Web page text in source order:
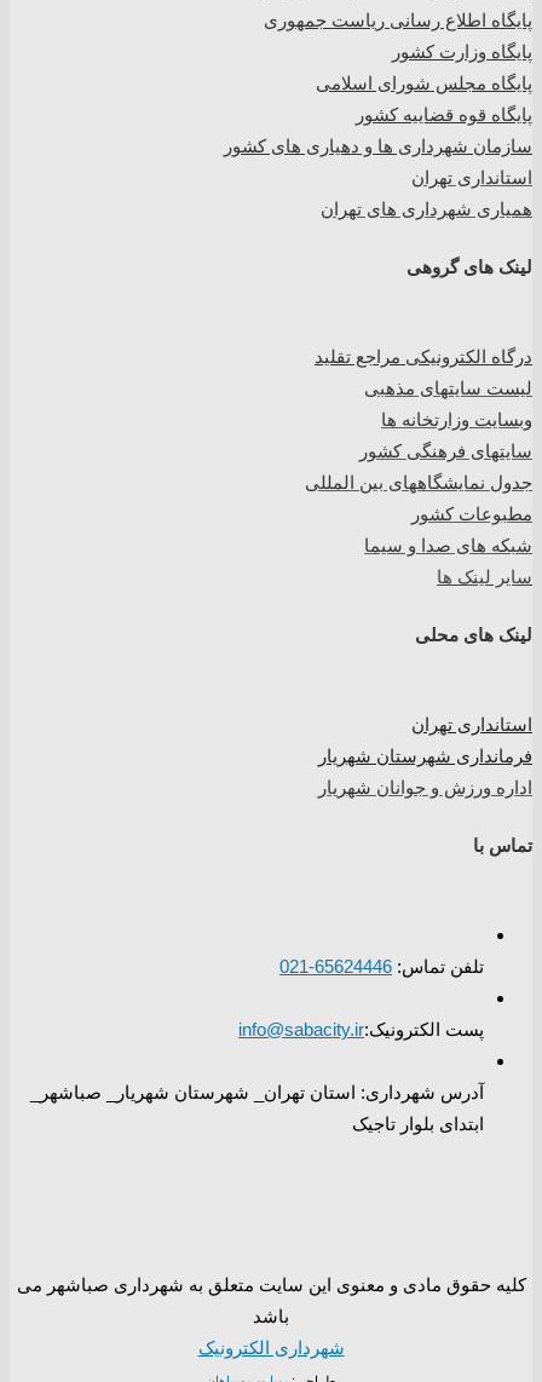
پایگاه اطلاع رسانی ریاست جمهوری
پایگاه وزارت کشور
پایگاه مجلس شورای اسلامی
پایگاه قوه قضاییه کشور
سازمان شهرداری ها و دهیاری های کشور
استانداری تهران
همیاری شهرداری های تهران
لینک های گروهی
درگاه الکترونیکی مراجع تقلید
لیست سایتهای مذهبی
وبسایت وزارتخانه ها
سایتهای فرهنگی کشور
جدول نمایشگاههای بین المللی
مطبوعات کشور
شبکه های صدا و سیما
سایر لینک ها
لینک های محلی
استانداری تهران
فرمانداری شهرستان شهریار
اداره ورزش و جوانان شهریار
تماس با
تلفن تماس: 65624446-021
پست الکترونیک:info@sabacity.ir
آدرس شهرداری: استان تهران_ شهرستان شهریار_ صباشهر_
ابتدای بلوار تاجیک
کلیه حقوق مادی و معنوی این سایت متعلق به شهرداری صباشهر می
باشد
شهرداری الکترونیک